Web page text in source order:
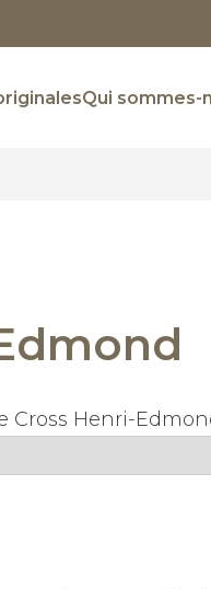
Qui sommes-
Cross Henri-